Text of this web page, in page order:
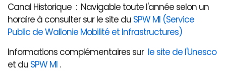
Canal Historique : Navigable toute l'année selon un
horaire à consulter sur le site du SPW MI (Service
Public de Wallonie Mobilité et Infrastructures)
Informations complémentaires sur le site de l'Unesco
et du SPW MI .